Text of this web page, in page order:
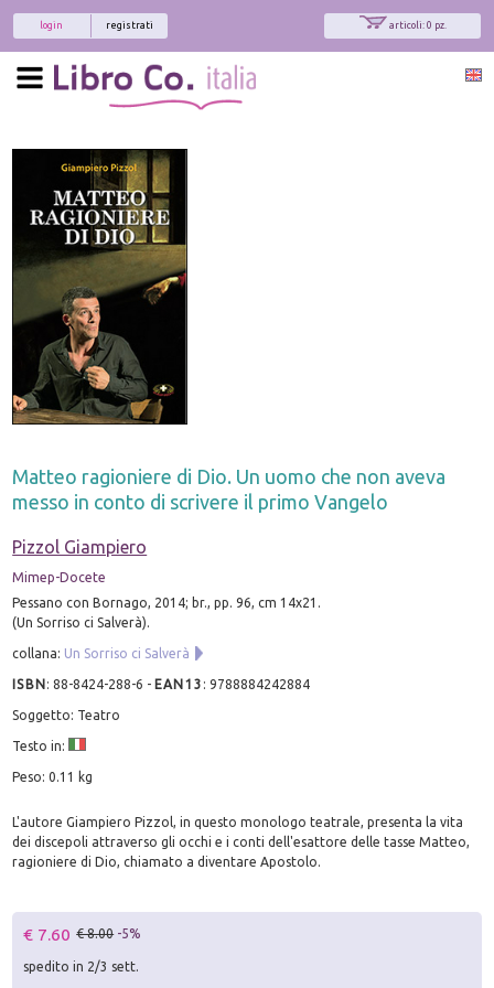
articoli: 0 pz.
registrati
login
Matteo ragioniere di Dio. Un uomo che non aveva
messo in conto di scrivere il primo Vangelo
Pizzol Giampiero
Mimep-Docete
Pessano con Bornago, 2014; br., pp. 96, cm 14x21.
(Un Sorriso ci Salverà).
collana: Un Sorriso ci Salverà
ISBN:88-8424-288-6 - EAN13 :9788884242884
Soggetto: Teatro
Testo in:
Peso: 0.11 kg
L'autore Giampiero Pizzol, in questo monologo teatrale, presenta la vita
dei discepoli attraverso gli occhi e i conti dell'esattore delle tasse Matteo,
ragioniere di Dio, chiamato a diventare Apostolo.
€ 7.60 € 8.00 -5%
spedito in 2/3 sett.